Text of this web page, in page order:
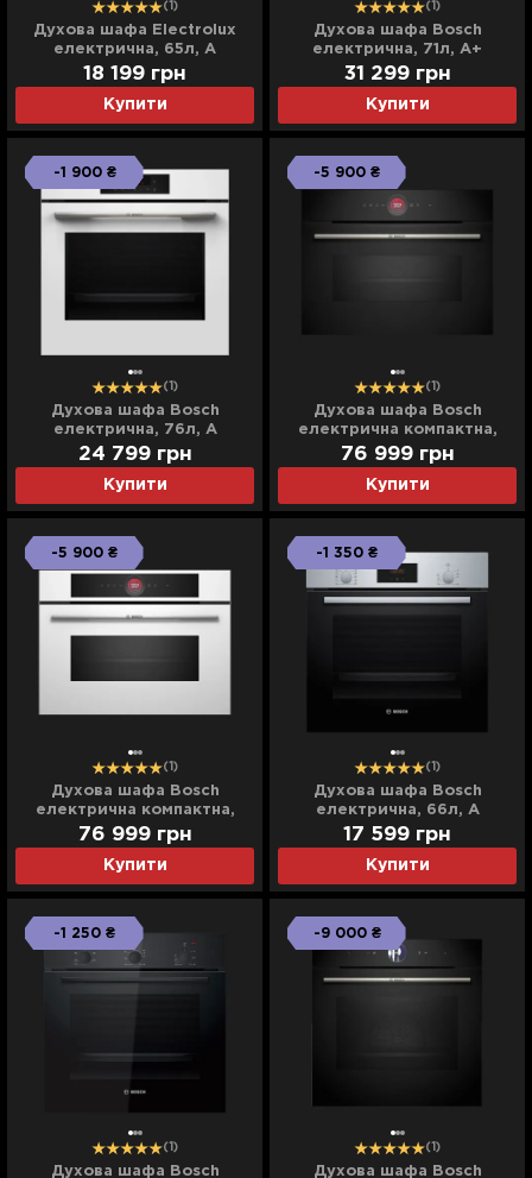
(1)
Духова шафа Electrolux
електрична, 65л, A
(EOF5F50BV) (White)
Купити
18 199 грн
(1)
Духова шафа Bosch
електрична, 71л, A+
(HBG272EB3) (Black)
Купити
31 299 грн
-1 900 ₴
(1)
Духова шафа Bosch
електрична, 76л, A
(HJG852YW0T) (White)
Купити
24 799 грн
-5 900 ₴
(1)
Духова шафа Bosch
електрична компактна,
45л, A (CMG7241B1) (Black)
Купити
76 999 грн
-5 900 ₴
(1)
Духова шафа Bosch
електрична компактна,
45л, A (CMG7241W1)
(White)
Купити
76 999 грн
-1 350 ₴
(1)
Духова шафа Bosch
електрична, 66л, A
(HBF512BS1T) (Stainless
Steel)
Купити
17 599 грн
-1 250 ₴
(1)
Духова шафа Bosch
-9 000 ₴
(1)
Духова шафа Bosch